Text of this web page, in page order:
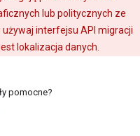
lub politycznych ze
interfejsu API migracji
lokalizacja danych.
pomocne?